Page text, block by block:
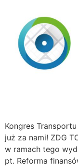
Kongres
już za nami! ZDG
w ramach tego
pt. Reforma